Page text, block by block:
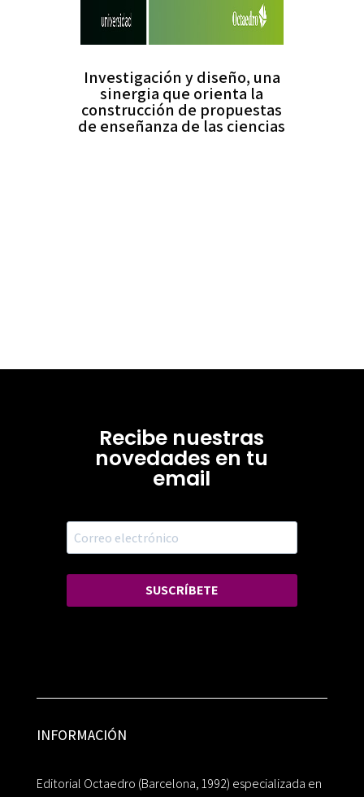
Investigación y diseño, una
sinergia que orienta la
construcción de propuestas
de enseñanza de las ciencias
Recibe nuestras
novedades en tu
email
SUSCRÍBETE
INFORMACIÓN
Editorial Octaedro (Barcelona, 1992) especializada en